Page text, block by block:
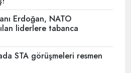
Erdoğan, NATO
liderlere tabanca
STA görüşmeleri resmen